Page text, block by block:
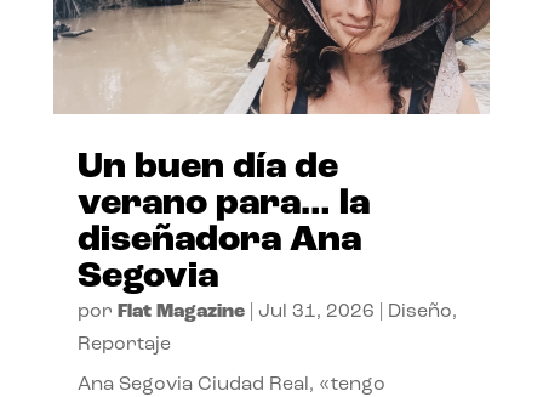
Un buen día de
verano para… la
diseñadora Ana
Segovia
por Flat Magazine| Jul 31, 2026 Diseño,
Reportaje
Ana Segovia Ciudad Real, «tengo